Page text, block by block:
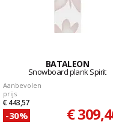
BATALEON
Snowboard plank Spirit
Aanbevolen
prijs
€ 443,57
-30% €